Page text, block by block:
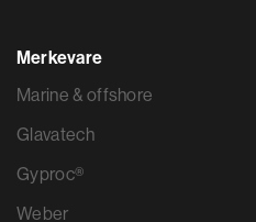
Merkevare
Marine & offshore
Glavatech
Gyproc®
Weber